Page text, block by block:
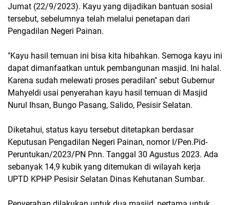
Jumat (22/9/2023). Kayu yang dijadikan bantuan sosial
tersebut, sebelumnya telah melalui penetapan dari
Pengadilan Negeri Painan.
"Kayu hasil temuan ini bisa kita hibahkan. Semoga kayu ini
dapat dimanfaatkan untuk pembangunan masjid. Ini halal.
Karena sudah melewati proses peradilan" sebut Gubernur
Mahyeldi usai penyerahan kayu hasil temuan di Masjid
Nurul Ihsan, Bungo Pasang, Salido, Pesisir Selatan.
Diketahui, status kayu tersebut ditetapkan berdasar
Keputusan Pengadilan Negeri Painan, nomor I/Pen.Pid-
Peruntukan/2023/PN Pnn. Tanggal 30 Agustus 2023. Ada
sebanyak 14,9 kubik yang ditemukan di wilayah kerja
UPTD KPHP Pesisir Selatan Dinas Kehutanan Sumbar.